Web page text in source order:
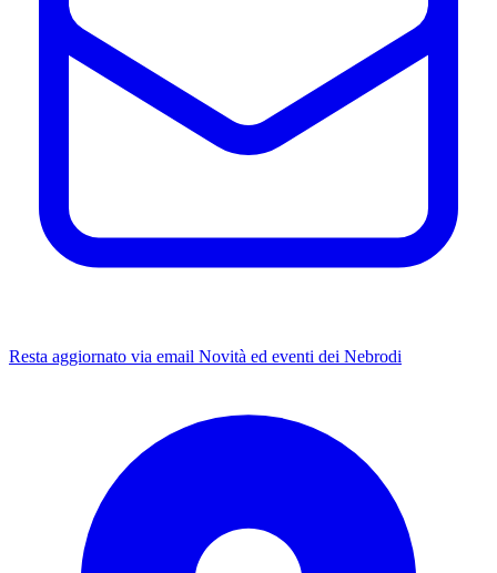
Resta aggiornato via email Novità ed eventi dei Nebrodi